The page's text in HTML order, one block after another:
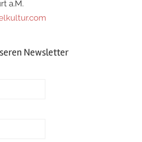
a.M.
Newsletter